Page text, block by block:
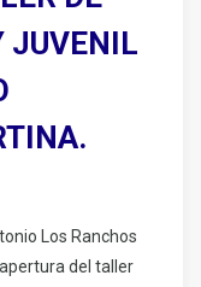
JUVENIL
Los Ranchos
del taller